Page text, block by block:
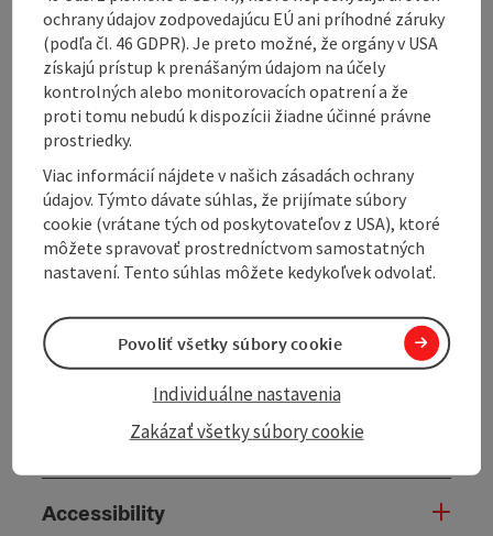
Tour and route information
Arrival
Suitability
Accessibility
ochrany údajov zodpovedajúcu EÚ ani príhodné záruky
(podľa čl. 46 GDPR). Je preto možné, že orgány v USA
získajú prístup k prenášaným údajom na účely
kontrolných alebo monitorovacích opatrení a že
proti tomu nebudú k dispozícii žiadne účinné právne
prostriedky.
Viac informácií nájdete v našich zásadách ochrany
údajov. Týmto dávate súhlas, že prijímate súbory
cookie (vrátane tých od poskytovateľov z USA), ktoré
môžete spravovať prostredníctvom samostatných
nastavení. Tento súhlas môžete kedykoľvek odvolať.
Zakázať všetky súbory cookie
Individuálne nastavenia
Povoliť všetky súbory cookie